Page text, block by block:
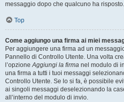
messaggio dopo che qualcuno ha risposto.
Top
Come aggiungo una firma ai miei
Per aggiungere una firma ad un
Pannello di Controllo Utente. Una volta
l’opzioneAggiungi la firma nel modulo di
una firma a tutti i tuoi messaggi
Controllo Utente. Se lo si fa, è possibile
ai singoli messaggi deselezionando la
all’interno del modulo di invio.